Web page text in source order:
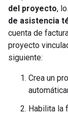
del proyecto,
de asistencia
cuenta de
proyecto
siguiente:
Crea un
Habilita la